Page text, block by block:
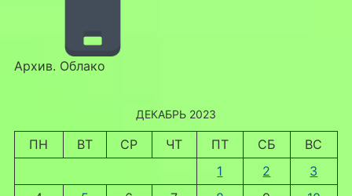
Архив. Облако
ДЕКАБРЬ 2023
ПН ВТ СР ЧТ ПТ СБ
ВС
1
2
3